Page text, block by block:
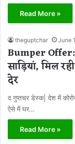
Read More »
theguptchar June
Bumper
साड़ियां, मिल
देर
द गुप्तचर डेस्क| देश में
ऐसे में घर…
Read More »